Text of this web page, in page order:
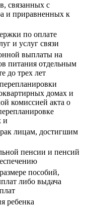
связанных с
и приравненных к
по оплате
и услуг связи
выплаты на
питания отдельным
до трех лет
домах и
комиссией акта о
и
лицам, достигшим
пенсии и пенсий
пособий,
либо выдача
ребенка